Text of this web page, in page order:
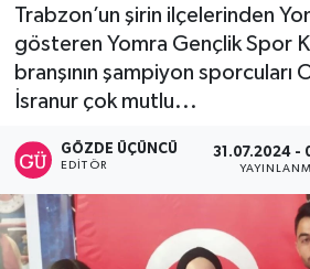
Trabzon’un şirin ilçelerinden
gösteren Yomra Gençlik Spor
branşının şampiyon sporcuları
İsranur çok mutlu...
GÖZDE ÜÇÜNCÜ
EDITÖR
31.07.2024 -
Yaşam